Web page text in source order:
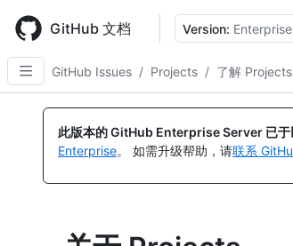
main
content
GitHub 文档 Version:
GitHub Issues / Projects / 了解 Projects
此版本的 GitHub Enterprise Server 已于
Enterprise。 如需升级帮助，请联系